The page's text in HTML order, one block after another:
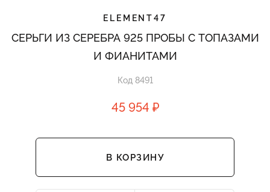
ELEMENT47
СЕРЬГИ ИЗ СЕРЕБРА 925 ПРОБЫ С ТОПАЗАМИ
И ФИАНИТАМИ
Код 8491
45 954 ₽
В КОРЗИНУ